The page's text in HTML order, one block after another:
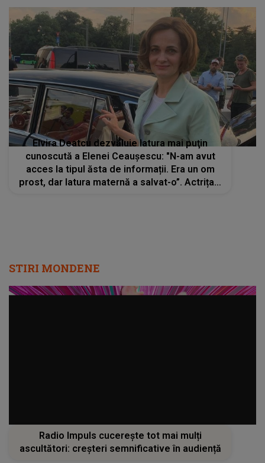
Elvira Deatcu dezvăluie latura mai puţin
cunoscută a Elenei Ceaușescu: "N-am avut
acces la tipul ăsta de informații. Era un om
prost, dar latura maternă a salvat-o”. Actrița îi
STIRI MONDENE
Radio Impuls cucerește tot mai mulți
ascultători: creșteri semnificative în audiență